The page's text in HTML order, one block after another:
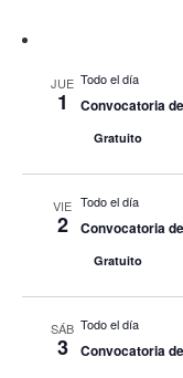
JUE
1
Todo el día
Convocatoria
Gratuito
VIE
2
Todo el día
Convocatoria
Gratuito
SÁB
3
Todo el día
Convocatoria